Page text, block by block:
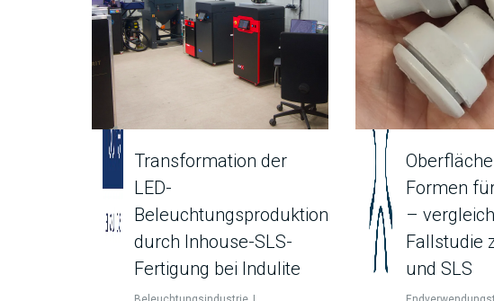
Transformation der
LED-
Beleuchtungsproduktion
durch Inhouse-SLS-
Fertigung bei Indulite
Formen
–
Fallstudie
und SLS